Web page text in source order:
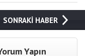
SONRAKİ HABER
Yapın